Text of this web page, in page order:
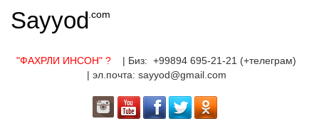
Sayyod .com
"ФАХРЛИ ИНСОН" ?
| Биз: +99894 695-21-21 (+телеграм)
| эл.почта: sayyod@gmail.com